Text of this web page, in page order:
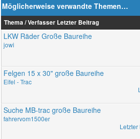
Möglicherweise verwandte Themen…
Thema / Verfasser Letzter Beitrag
LKW Räder Große Baureihe
jowi
Felgen 15 x 30" große Baureihe
Eifel - Trac
Suche MB-trac große Baureihe
fahrervom1500er
Letzter